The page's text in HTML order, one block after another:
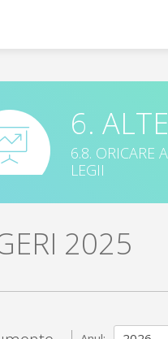
6.
6.8. ORICARE
LEGII
2025